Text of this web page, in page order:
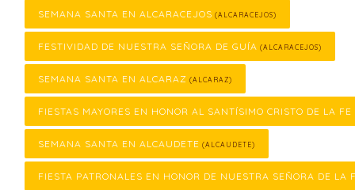
SEMANA SANTA EN ALCARACEJOS (ALCARACEJOS)
FESTIVIDAD DE NUESTRA SEÑORA DE GUÍA (ALCARACEJOS)
SEMANA SANTA EN ALCARAZ (ALCARAZ)
FIESTAS MAYORES EN HONOR AL SANTÍSIMO CRISTO DE LA FE
SEMANA SANTA EN ALCAUDETE (ALCAUDETE)
FIESTA PATRONALES EN HONOR DE NUESTRA SEÑORA DE LA